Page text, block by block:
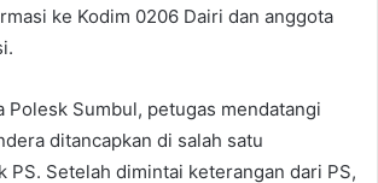
ke Kodim 0206 Dairi dan anggota
Polesk Sumbul, petugas mendatangi
ditancapkan di salah satu
PS. Setelah dimintai keterangan dari PS,